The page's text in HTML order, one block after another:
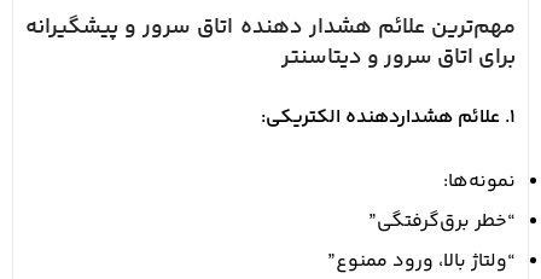
مهم‌ترین علائم هشدار دهنده اتاق سرور و پیشگیرانه
برای اتاق سرور و دیتاسنتر
1. علائم هشداردهنده الکتریکی:
نمونه‌ها:
“خطر برق‌گرفتگی”
“ولتاژ بالا، ورود ممنوع”